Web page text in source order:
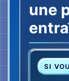
méthode
CE QUI